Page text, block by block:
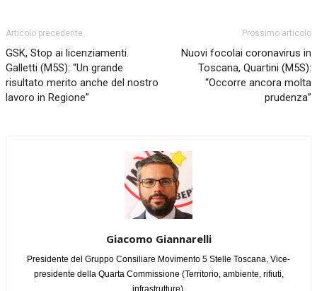
Articolo precedente
GSK, Stop ai licenziamenti.
Galletti (M5S): “Un grande
risultato merito anche del nostro
lavoro in Regione”
Prossimo articolo
Nuovi focolai coronavirus in
Toscana, Quartini (M5S):
“Occorre ancora molta
prudenza”
Giacomo Giannarelli
Presidente del Gruppo Consiliare Movimento 5 Stelle Toscana, Vice-
presidente della Quarta Commissione (Territorio, ambiente, rifiuti,
infrastrutture).